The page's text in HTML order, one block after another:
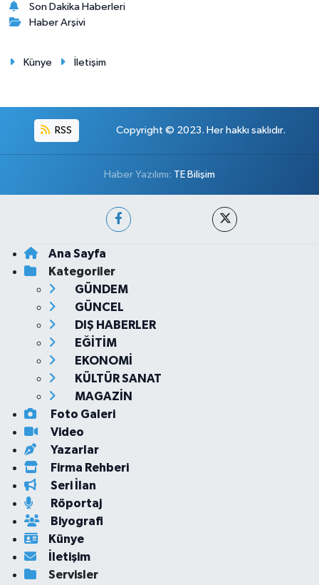
Son Dakika Haberleri
Haber Arşivi
Künye İletişim
RSS Copyright © 2023. Her hakkı saklıdır.
Haber Yazılımı: TE Bilişim
Ana Sayfa
Kategoriler
GÜNDEM
GÜNCEL
DIŞ HABERLER
EĞİTİM
EKONOMİ
KÜLTÜR SANAT
MAGAZİN
Foto Galeri
Video
Yazarlar
Firma Rehberi
Seri İlan
Röportaj
Biyografi
Künye
İletişim
Servisler